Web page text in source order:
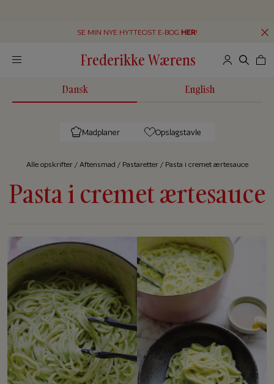
SE MIN NYE HYTTEOST E-BOG HER!
Frederikke Wærens
Dansk English
Madplaner Opslagstavle
Alle op­skrif­ter/ Aftensmad / Pastaretter/ Pasta i cremet ærtesauce
Pasta i cremet ærtesauce